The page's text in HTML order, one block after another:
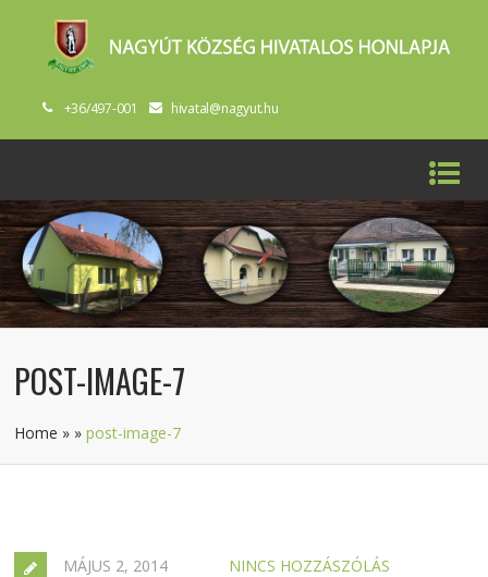
+36/497-001 hivatal@nagyut.hu
POST-IMAGE-7
Home » »post-image-7
MÁJUS 2, 2014 NINCS HOZZÁSZÓLÁS